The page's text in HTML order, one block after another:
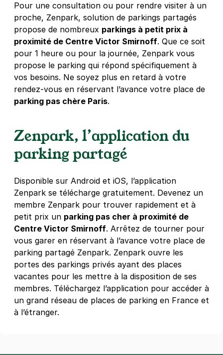
10 bis rue de Moussy
75004Paris
4,2(55 avis)
39 €/jour,110 €/semaine(tarifs dégressifs)
Réserver
+ Abonnements disponibles
6 rue de Moussy
75004Paris
4,2(284 avis)
Réserver
Hôtel de Ville - rue Geoffroy l'Asnier
- Paris 4
34 rue Geoffroy l'Asnier
75004Paris
4,5 (171 avis)
110 €/semaine (tarifs dégressifs)
Réserver
+ Abonnements disponibles
Pour une consultation ou pour rendre visiter à un
proche, Zenpark, solution de parkings partagés
propose de nombreux parkings à petit prix à
proximité de Centre Victor Smirnoff. Que ce soit
pour 1 heure ou pour la journée, Zenpark vous
propose le parking qui répond spécifiquement à
vos besoins. Ne soyez plus en retard à votre
rendez-vous en réservant l’avance votre place de
parking pas chère Paris.
Zenpark, l’application du
parking partagé
Disponible sur Android et iOS, l’application
Zenpark se télécharge gratuitement. Devenez un
membre Zenpark pour trouver rapidement et à
petit prix un parking pas cher à proximité de
Centre Victor Smirnoff. Arrêtez de tourner pour
vous garer en réservant à l’avance votre place de
parking partagé Zenpark. Zenpark ouvre les
portes des parkings privés ayant des places
vacantes pour les mettre à la disposition de ses
membres. Téléchargez l’application pour accéder à
un grand réseau de places de parking en France et
à l’étranger.